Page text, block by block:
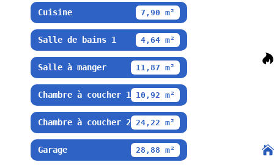
Cuisine 7,90 m²
Salle de bains 1 4,64 m²
Salle à manger 11,87 m²
Chambre à coucher 1 10,92 m²
Chambre à coucher 2 24,22 m²
Garage 28,88 m²